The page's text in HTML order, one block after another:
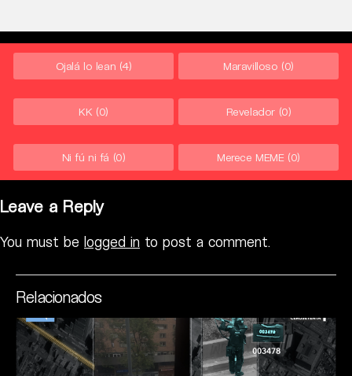
Ojalá lo lean (4) Maravilloso (0)
KK (0) Revelador (0)
Ni fú ni fá (0) Merece MEME (0)
Leave a Reply
You must be logged in to post a comment.
Relacionados